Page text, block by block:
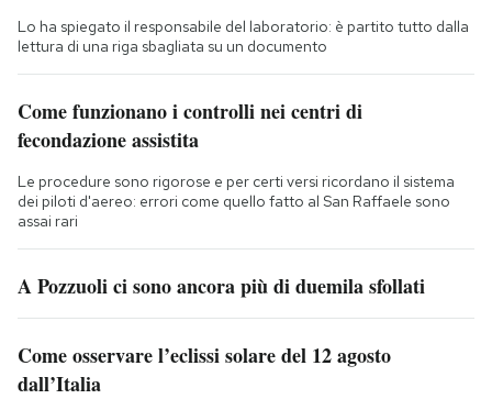
Lo ha spiegato il responsabile del laboratorio: è partito tutto dalla
lettura di una riga sbagliata su un documento
Come funzionano i controlli nei centri di
fecondazione assistita
Le procedure sono rigorose e per certi versi ricordano il sistema
dei piloti d'aereo: errori come quello fatto al San Raffaele sono
assai rari
A Pozzuoli ci sono ancora più di duemila sfollati
Come osservare l’eclissi solare del 12 agosto
dall’Italia